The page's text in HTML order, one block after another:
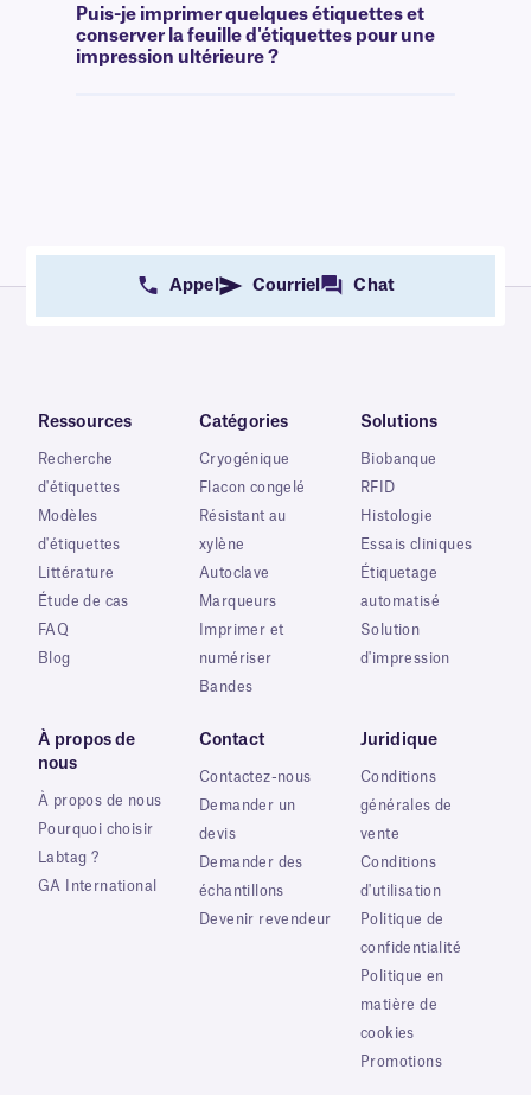
Puis-je imprimer quelques étiquettes et
conserver la feuille d'étiquettes pour une
impression ultérieure ?
Appel Courriel Chat
Ressources
Recherche
d'étiquettes
Modèles
d'étiquettes
Littérature
Étude de cas
FAQ
Blog
Catégories
Cryogénique
Flacon congelé
Résistant au
xylène
Autoclave
Marqueurs
Imprimer et
numériser
Bandes
Solutions
Biobanque
RFID
Histologie
Essais cliniques
Étiquetage
automatisé
Solution
d'impression
À propos de
nous
À propos de nous
Pourquoi choisir
Labtag ?
GA International
Contact
Contactez-nous
Demander un
devis
Demander des
échantillons
Devenir revendeur
Juridique
Conditions
générales de
vente
Conditions
d'utilisation
Politique de
confidentialité
Politique en
matière de
cookies
Promotions